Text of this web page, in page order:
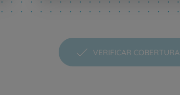
VERIFICAR COBERTURA